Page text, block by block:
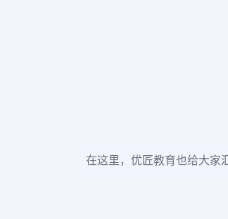
在这里，优匠教育也给大家